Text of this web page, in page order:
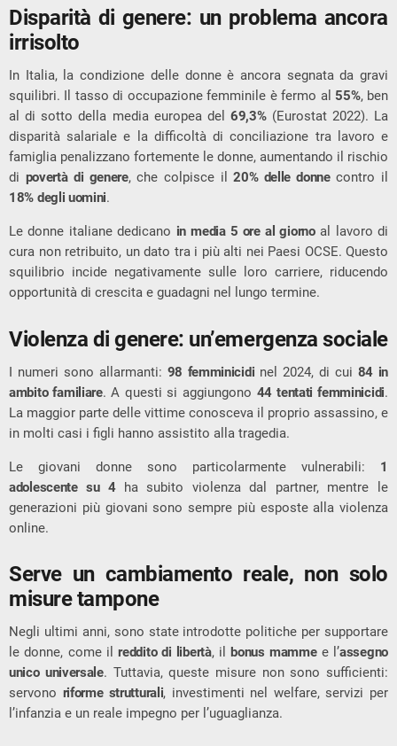
Disparità di genere: un problema ancora
irrisolto
In Italia, la condizione delle donne è ancora segnata da gravi
squilibri. Il tasso di occupazione femminile è fermo al 55%, ben
al di sotto della media europea del69,3%(Eurostat 2022). La
disparità salariale e la difficoltà di conciliazione tra lavoro e
famiglia penalizzano fortemente le donne, aumentando il rischio
di povertà di genere, che colpisce il20% delle donnecontro il
18% degli uomini.
Le donne italiane dedicano in media 5 ore al giornoal lavoro di
cura non retribuito, un dato tra i più alti nei Paesi OCSE. Questo
squilibrio incide negativamente sulle loro carriere, riducendo
opportunità di crescita e guadagni nel lungo termine.
Violenza di genere: un’emergenza sociale
I numeri sono allarmanti: 98 femminicidi nel 2024, di cui 84 in
ambito familiare. A questi si aggiungono 44 tentati femminicidi.
La maggior parte delle vittime conosceva il proprio assassino, e
in molti casi i figli hanno assistito alla tragedia.
Le giovani donne sono particolarmente vulnerabili: 1
adolescente su 4ha subito violenza dal partner, mentre le
generazioni più giovani sono sempre più esposte alla violenza
online.
Serve un cambiamento reale, non solo
misure tampone
Negli ultimi anni, sono state introdotte politiche per supportare
le donne, come ilreddito di libertà, ilbonus mammee l’assegno
unico universale. Tuttavia, queste misure non sono sufficienti:
servono riforme strutturali, investimenti nel welfare, servizi per
l’infanzia e un reale impegno per l’uguaglianza.